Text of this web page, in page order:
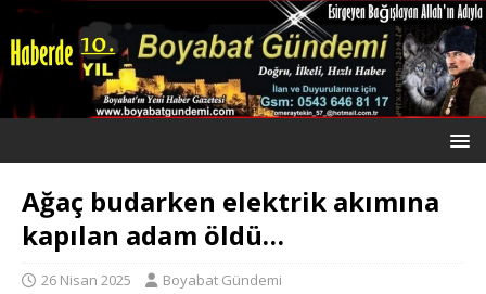
Ağaç budarken elektrik akımına
kapılan adam öldü…
26 Nisan 2025 Boyabat Gündemi